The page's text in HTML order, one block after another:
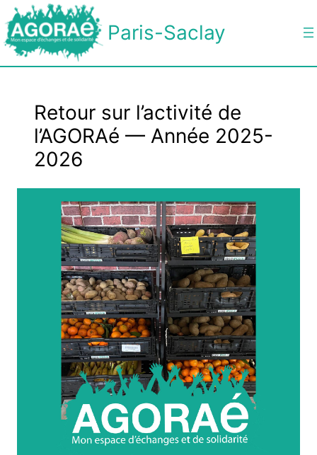
Paris-Saclay
Retour sur l’activité de
l’AGORAé — Année 2025-
2026